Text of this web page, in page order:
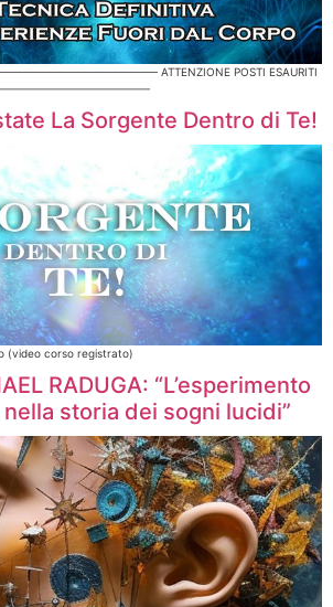
ATTENZIONE POSTI ESAURITI
La Sorgente Dentro di Te!
(video corso registrato)
RADUGA: “L’esperimento
storia dei sogni lucidi”